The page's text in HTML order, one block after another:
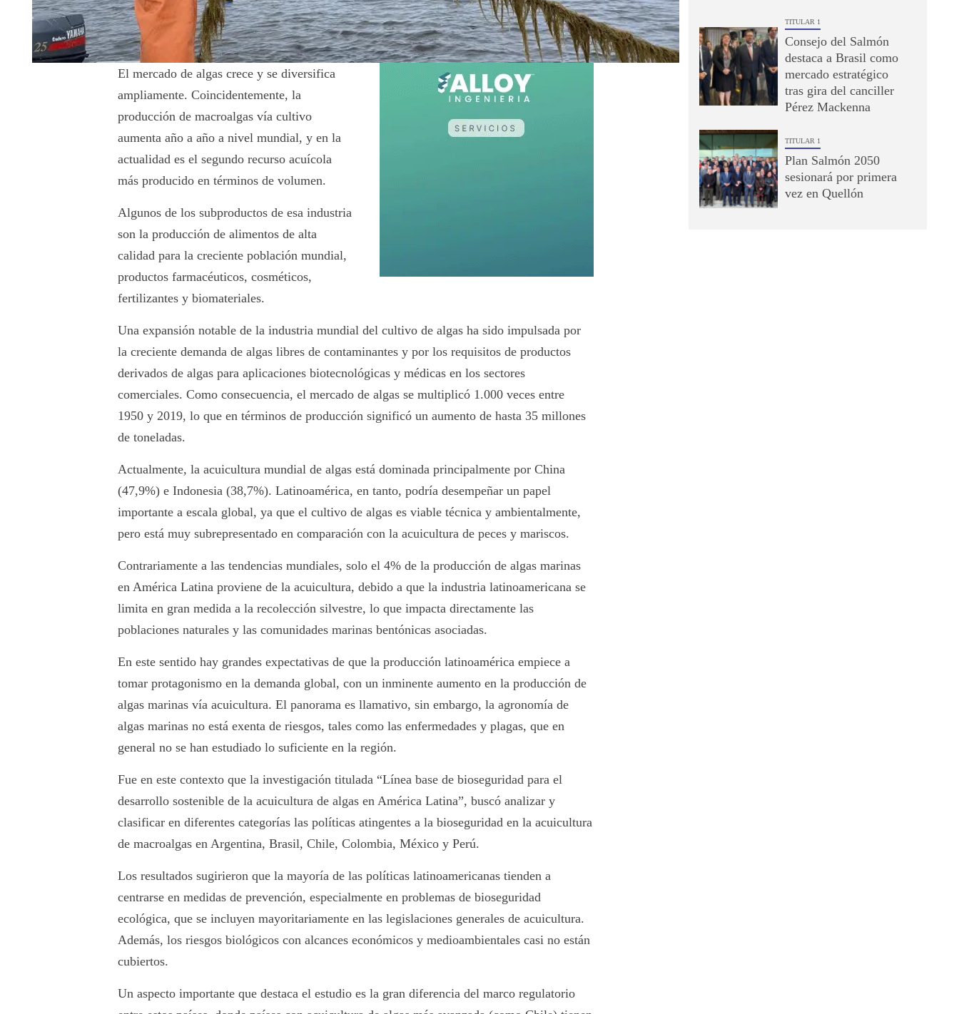
El mercado de algas crece y se diversifica
ampliamente. Coincidentemente, la
producción de macroalgas vía cultivo
aumenta año a año a nivel mundial, y en la
actualidad es el segundo recurso acuícola
más producido en términos de volumen.
Algunos de los subproductos de esa industria
son la producción de alimentos de alta
calidad para la creciente población mundial,
productos farmacéuticos, cosméticos,
fertilizantes y biomateriales.
Una expansión notable de la industria mundial del cultivo de algas ha sido impulsada por
la creciente demanda de algas libres de contaminantes y por los requisitos de productos
derivados de algas para aplicaciones biotecnológicas y médicas en los sectores
comerciales. Como consecuencia, el mercado de algas se multiplicó 1.000 veces entre
1950 y 2019, lo que en términos de producción significó un aumento de hasta 35 millones
de toneladas.
Actualmente, la acuicultura mundial de algas está dominada principalmente por China
(47,9%) e Indonesia (38,7%). Latinoamérica, en tanto, podría desempeñar un papel
importante a escala global, ya que el cultivo de algas es viable técnica y ambientalmente,
pero está muy subrepresentado en comparación con la acuicultura de peces y mariscos.
Contrariamente a las tendencias mundiales, solo el 4% de la producción de algas marinas
en América Latina proviene de la acuicultura, debido a que la industria latinoamericana se
limita en gran medida a la recolección silvestre, lo que impacta directamente las
poblaciones naturales y las comunidades marinas bentónicas asociadas.
En este sentido hay grandes expectativas de que la producción latinoamérica empiece a
tomar protagonismo en la demanda global, con un inminente aumento en la producción de
algas marinas vía acuicultura. El panorama es llamativo, sin embargo, la agronomía de
algas marinas no está exenta de riesgos, tales como las enfermedades y plagas, que en
general no se han estudiado lo suficiente en la región.
Fue en este contexto que la investigación titulada “Línea base de bioseguridad para el
desarrollo sostenible de la acuicultura de algas en América Latina”, buscó analizar y
clasificar en diferentes categorías las políticas atingentes a la bioseguridad en la acuicultura
de macroalgas en Argentina, Brasil, Chile, Colombia, México y Perú.
Los resultados sugirieron que la mayoría de las políticas latinoamericanas tienden a
centrarse en medidas de prevención, especialmente en problemas de bioseguridad
ecológica, que se incluyen mayoritariamente en las legislaciones generales de acuicultura.
Además, los riesgos biológicos con alcances económicos y medioambientales casi no están
cubiertos.
Un aspecto importante que destaca el estudio es la gran diferencia del marco regulatorio
TITULAR 1
Consejo del Salmón
destaca a Brasil como
mercado estratégico
tras gira del canciller
Pérez Mackenna
TITULAR 1
Plan Salmón 2050
sesionará por primera
vez en Quellón